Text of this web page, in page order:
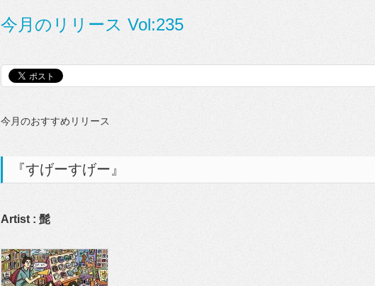
今月のリリース Vol:235
今月のおすすめリリース
『すげーすげー』
Artist : 髭